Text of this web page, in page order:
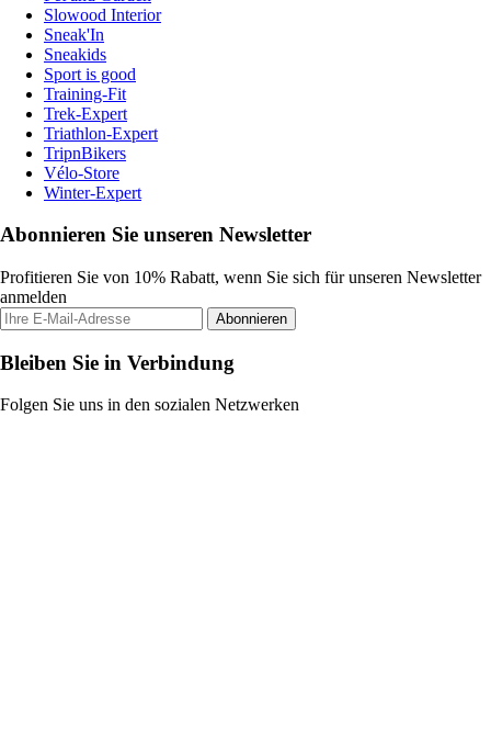
Slowood Interior
Sneak'In
Sneakids
Sport is good
Training-Fit
Trek-Expert
Triathlon-Expert
TripnBikers
Vélo-Store
Winter-Expert
Abonnieren Sie unseren Newsletter
Profitieren Sie von 10% Rabatt, wenn Sie sich für unseren Newsletter
anmelden
Abonnieren
Bleiben Sie in Verbindung
Folgen Sie uns in den sozialen Netzwerken